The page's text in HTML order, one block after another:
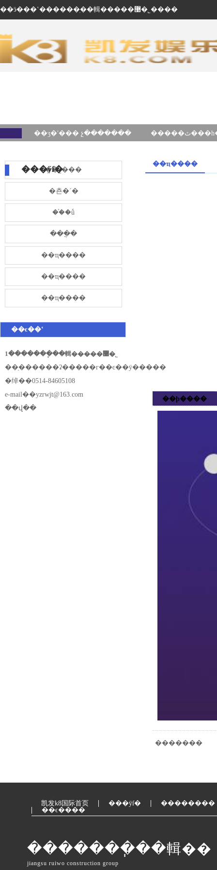
��ӭ���ʽ������ֽ��輯�����޹�˾����
��ʒ�ʹ��� չ�������
���ÿſ���˾���
�쵼�´�
��֯�ṹ
���̷ֲ�
��ҵ����
��ҵ����
��ҵ����
��ϵ��ʽ
1�������ֽ��輯�����޹�˾
��ַ������ʡ�����г��ͼ��ÿ�����
�绰��0514-84605108
e-mail��yzrwjt@163.com
��վ��
��ҵ����
��ϸ����
�������
凯发k8国际首页 ���ÿſ�
��������
��ϵ����
�������ֽ��輯��
jiangsu ruiwo construction group